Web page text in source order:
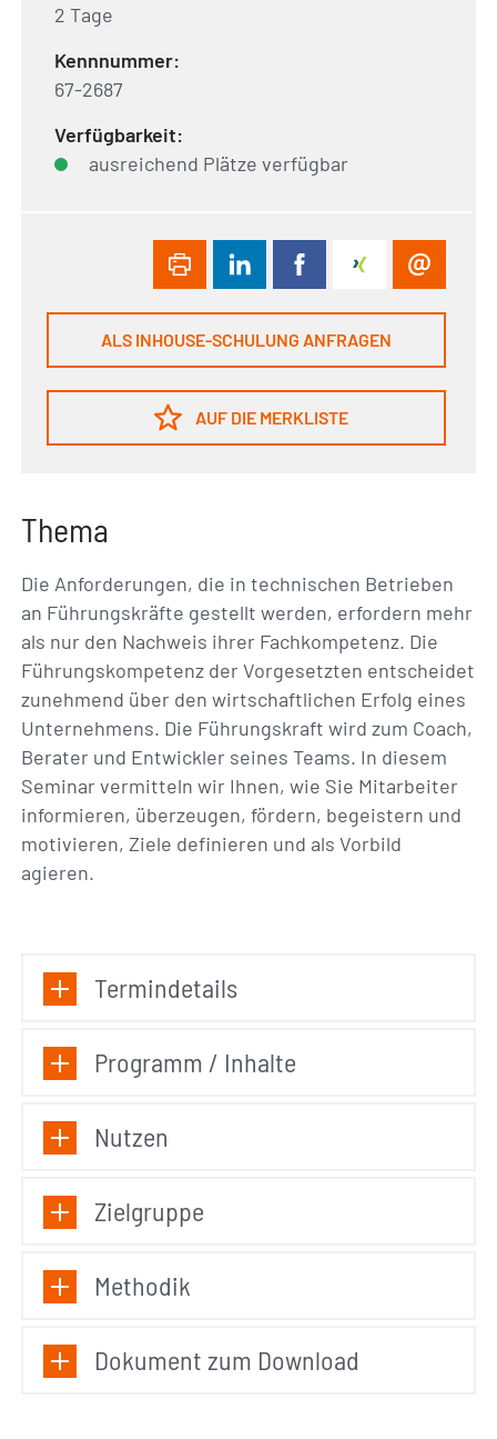
2 Tage
Kennnummer:
67-2687
Verfügbarkeit:
ausreichend Plätze verfügbar
ALS INHOUSE-SCHULUNG ANFRAGEN
AUF DIE MERKLISTE
Thema
Die Anforderungen, die in technischen Betrieben
an Führungskräfte gestellt werden, erfordern mehr
als nur den Nachweis ihrer Fachkompetenz. Die
Führungskompetenz der Vorgesetzten entscheidet
zunehmend über den wirtschaftlichen Erfolg eines
Unternehmens. Die Führungskraft wird zum Coach,
Berater und Entwickler seines Teams. In diesem
Seminar vermitteln wir Ihnen, wie Sie Mitarbeiter
informieren, überzeugen, fördern, begeistern und
motivieren, Ziele definieren und als Vorbild
agieren.
Termindetails
Programm / Inhalte
Nutzen
Zielgruppe
Methodik
Dokument zum Download